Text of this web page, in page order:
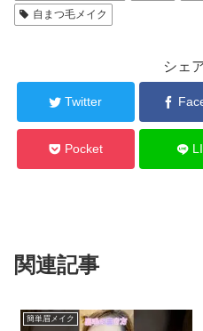
自まつ毛メイク
シェ
Twitter
Pocket
関連記事
簡単眉メイク